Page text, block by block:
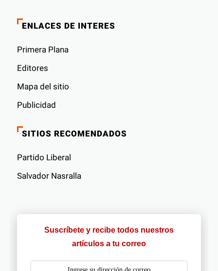
ENLACES DE INTERES
Primera Plana
Editores
Mapa del sitio
Publicidad
SITIOS RECOMENDADOS
Partido Liberal
Salvador Nasralla
Suscríbete y recibe todos nuestros
artículos a tu correo